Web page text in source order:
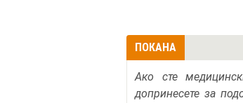
ПОКАНА
Ако сте
допринесете за